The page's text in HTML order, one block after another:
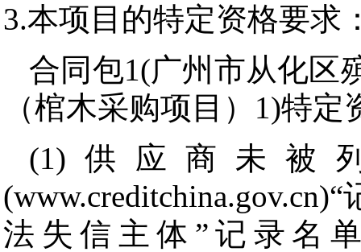
3.本项目的特定资格要求
合同包1(广州市从化区
（棺木采购项目）1)特
(1)供应商未被
法失信主体”记录名